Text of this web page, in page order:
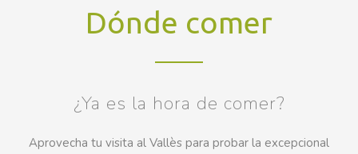
Dónde comer
¿Ya es la hora de comer?
Aprovecha tu visita al Vallès para probar la excepcional